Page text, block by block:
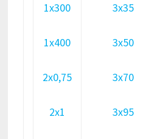
1х300
1х400
2х0,75
2х1
3х35
3х50
3х70
3х95